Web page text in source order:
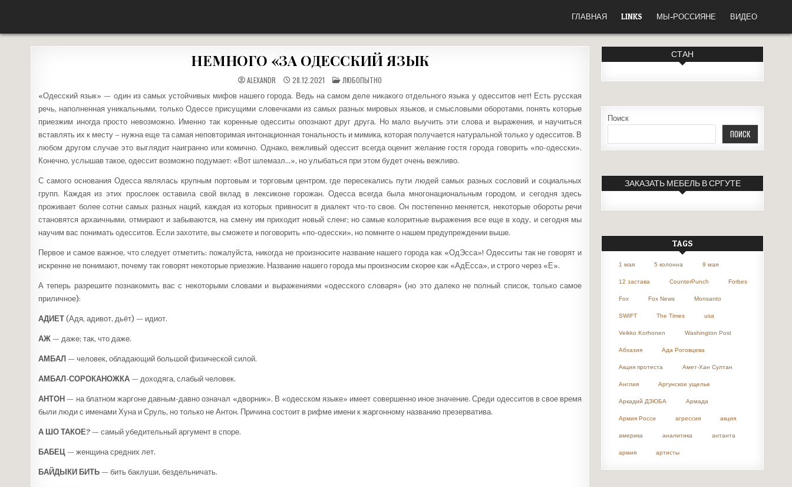
ГЛАВНАЯ LINKS МЫ-РОССИЯНЕ ВИДЕО
НЕМНОГО «ЗА ОДЕССКИЙ ЯЗЫК
ALEXANDR 28.12.2021 ОПУБЛИКОВАНО
В
ЛЮБОПЫТНО
«Одесский язык» — один из самых устойчивых мифов нашего города. Ведь на самом деле никакого отдельного языка у одесситов нет! Есть русская
речь, наполненная уникальными, только Одессе присущими словечками из самых разных мировых языков, и смысловыми оборотами, понять которые
приезжим иногда просто невозможно. Именно так коренные одесситы опознают друг друга. Но мало выучить эти слова и выражения, и научиться
вставлять их к месту – нужна еще та самая неповторимая интонационная тональность и мимика, которая получается натуральной только у одесситов. В
любом другом случае это выглядит наигранно или комично. Однако, вежливый одессит всегда оценит желание гостя города говорить «по-одесски».
Конечно, услышав такое, одессит возможно подумает: «Вот шлемазл…», но улыбаться при этом будет очень вежливо.
С самого основания Одесса являлась крупным портовым и торговым центром, где пересекались пути людей самых разных сословий и социальных
групп. Каждая из этих прослоек оставила свой вклад в лексиконе горожан. Одесса всегда была многонациональным городом, и сегодня здесь
проживает более сотни самых разных наций, каждая из которых привносит в диалект что-то свое. Он постепенно меняется, некоторые обороты речи
становятся архаичными, отмирают и забываются, на смену им приходит новый сленг; но самые колоритные выражения все еще в ходу, и сегодня мы
научим вас понимать одесситов. Если захотите, вы сможете и поговорить «по-одесски», но помните о нашем предупреждении выше.
Первое и самое важное, что следует отметить: пожалуйста, никогда не произносите название нашего города как «ОдЭсса»! Одесситы так не говорят и
искренне не понимают, почему так говорят некоторые приезжие. Название нашего города мы произносим скорее как «АдЕсса», и строго через «Е».
А теперь разрешите познакомить вас с некоторыми словами и выражениями «одесского словаря» (но это далеко не полный список, только самое
приличное):
АДИЕТ (Адя, адивот, дьёт) — идиот.
АЖ — даже; так, что даже.
АМБАЛ— человек, обладающий большой физической силой.
АМБАЛ-СОРОКАНОЖКА — доходяга, слабый человек.
АНТОН — на блатном жаргоне давным-давно означал «дворник». В «одесском языке» имеет совершенно иное значение. Среди одесситов в свое время
были люди с именами Хуна и Сруль, но только не Антон. Причина состоит в рифме имени к жаргонному названию презерватива.
А ШО ТАКОЕ? — самый убедительный аргумент в споре.
БАБЕЦ— женщина средних лет.
БАЙДЫКИ БИТЬ — бить баклуши, бездельничать.
СТАН
Поиск
ПОИСК
ЗАКАЗАТЬ МЕБЕЛЬ В СРГУТЕ
TAGS
1 мая 5 колонна 9 мая
12 застава CounterPunch Forbes
Fox Fox News Monsanto
SWIFT The Times usa
Veikko Korhonen Washington Post
Абхазия Ада Роговцева
Акция протеста Амет-Хан Султан
Англия Аргунское ущелье
Аркадий ДЗЮБА Армада
Армия Росси агрессия акция
америка аналитика антанта
армия артисты